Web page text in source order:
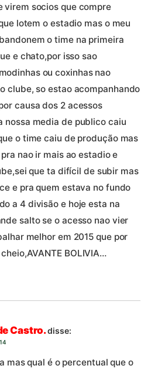
virem socios que compre
lotem o estadio mas o meu
o time na primeira
e chato,por isso sao
ou coxinhas nao
clube, so estao acompanhando
causa dos 2 acessos
nossa media de publico caiu
o time caiu de produção mas
nao ir mais ao estadio e
que ta difícil de subir mas
e pra quem estava no fundo
a 4 divisão e hoje esta na
salto se o acesso nao vier
melhor em 2015 que por
BOLIVIA…
Castro.disse:
mas qual é o percentual que o